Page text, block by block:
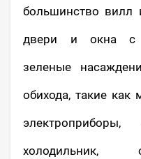
большинство вилл
двери и окна с
зеленые
обихода, такие как
холодильник,